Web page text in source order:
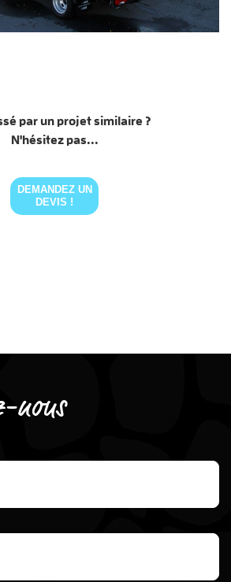
par un projet similaire ?
N'hésitez pas...
DEMANDEZ UN
DEVIS !
nous